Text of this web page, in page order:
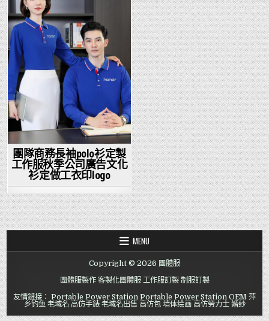
in
團隊商務長袖polo衫定製
工作服秋季公司廣告文化
衫定做工衣印logo
MENU
Copyright © 2026 團體服
團體服製作 客製化團體服 工作服訂製 制服訂製
友情鏈接： Portable Power Station Portable Power Station OEM 萍
乡钓鱼 老域名 高仿手錶 老域名出售 高仿包 墙体绘画 高仿勞力士 婚纱